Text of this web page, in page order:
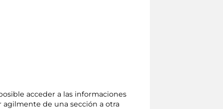
acceder a las informaciones
agilmente de una sección a otra